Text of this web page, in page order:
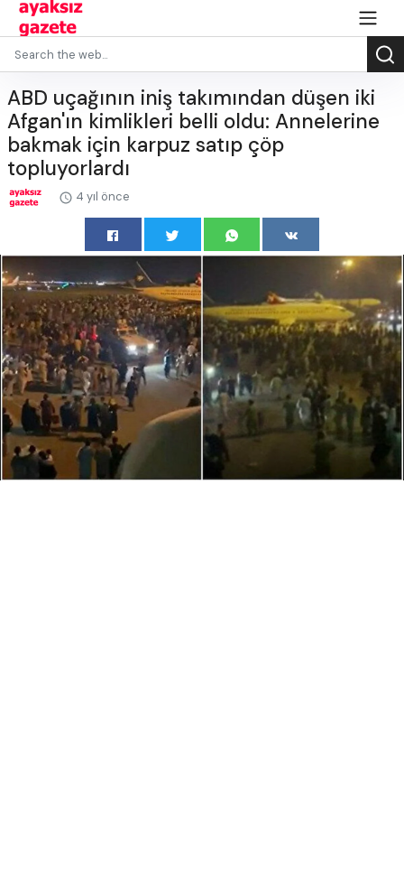
ABD uçağının iniş takımından düşen iki
Afgan'ın kimlikleri belli oldu: Annelerine
bakmak için karpuz satıp çöp
topluyorlardı
4 yıl önce